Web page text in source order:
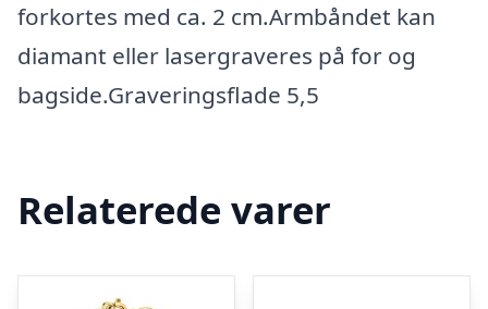
forkortes med ca. 2 cm.Armbåndet kan
diamant eller lasergraveres på for og
bagside.Graveringsflade 5,5
Relaterede varer